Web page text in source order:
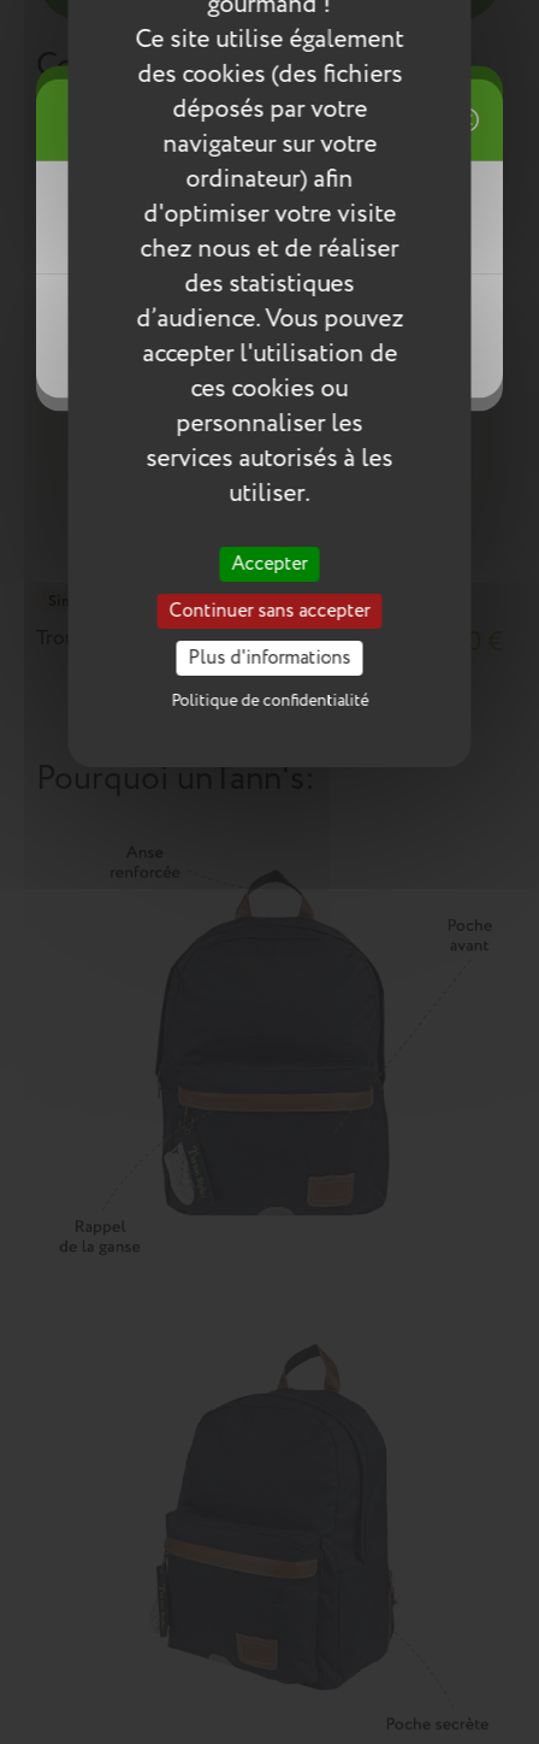
Ce site utilise également
des cookies (des fichiers
déposés par votre
navigateur sur votre
ordinateur) afin
d'optimiser votre visite
chez nous et de réaliser
des statistiques
d’audience. Vous pouvez
accepter l'utilisation de
ces cookies ou
personnaliser les
services autorisés à les
utiliser.
Accepter
Continuer sans accepter
Plus d'informations
Politique de confidentialité
Compléter la collection
Rupture de stock
Trousse Valentin bicolore
Ajouter au panier
Pourquoi un Tann's:
Mes listes d'envies
Créer une nouvelle liste
((title))
((cancelText))
((createText))
Connexion
Vous devez être connecté pour ajouter
des produits à votre liste d'envies.
((cancelText))
((loginText))